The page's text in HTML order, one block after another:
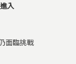
入
面臨挑戰